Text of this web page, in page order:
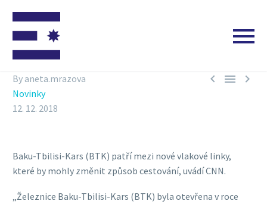
  
By aneta.mrazova
Novinky
12. 12. 2018
Baku-Tbilisi-Kars (BTK) patří mezi nové vlakové linky,
které by mohly změnit způsob cestování, uvádí CNN.
„Železnice Baku-Tbilisi-Kars (BTK) byla otevřena v roce